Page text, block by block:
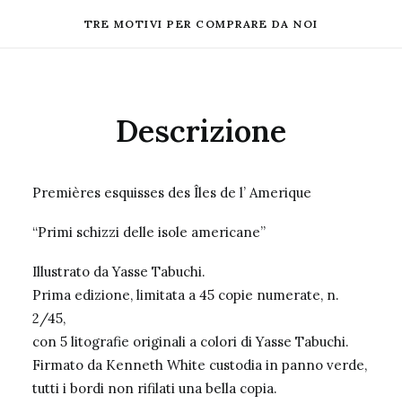
TRE MOTIVI PER COMPRARE DA NOI
Descrizione
Premières esquisses des Îles de l’ Amerique
“Primi schizzi delle isole americane”
Illustrato da Yasse Tabuchi.
Prima edizione, limitata a 45 copie numerate, n.
2/45,
con 5 litografie originali a colori di Yasse Tabuchi.
Firmato da Kenneth White custodia in panno verde,
tutti i bordi non rifilati una bella copia.